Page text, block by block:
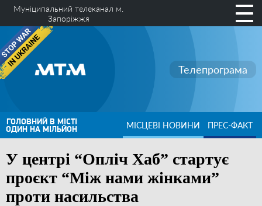
Муніципальний телеканал м.
Запоріжжя
Телепрограма
ГОЛОВНИЙ В МІСТІ
ОДИН НА МІЛЬЙОН МІСЦЕВІ НОВИНИ ПРЕС-ФАКТ
У центрі “Опліч Хаб” стартує
проєкт “Між нами жінками”
проти насильства